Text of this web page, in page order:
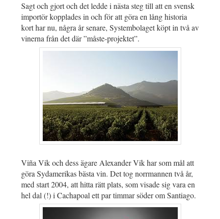
Sagt och gjort och det ledde i nästa steg till att en svensk
importör kopplades in och för att göra en lång historia
kort har nu, några år senare, Systembolaget köpt in två av
vinerna från det där ”måste-projektet”.
Viña Vik och dess ägare Alexander Vik har som mål att
göra Sydamerikas bästa vin. Det tog norrmannen två år,
med start 2004, att hitta rätt plats, som visade sig vara en
hel dal (!) i Cachapoal ett par timmar söder om Santiago.